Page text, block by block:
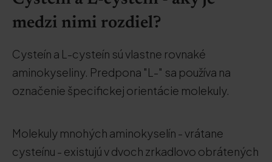
medzi nimi rozdiel?
Cysteín a L-cysteín sú vlastne rovnaké
aminokyseliny. Predpona "L-" sa používa na
označenie špecifickej orientácie molekuly.
Molekuly mnohých aminokyselín - vrátane
cysteínu - existujú v dvoch zrkadlovo obrátených